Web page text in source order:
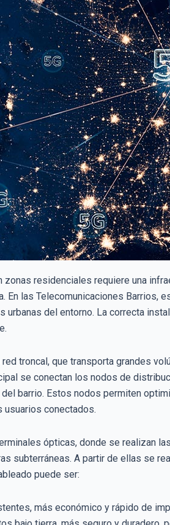
zonas residenciales requiere una
En las Telecomunicaciones Barrios,
urbanas del entorno. La correcta
troncal, que transporta grandes
se conectan los nodos de
barrio. Estos nodos permiten
usuarios conectados.
ópticas, donde se realizan
subterráneas. A partir de ellas se
puede ser:
más económico y rápido de